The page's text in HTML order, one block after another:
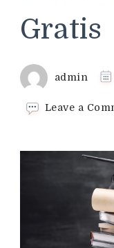
Gratis
admin
Leave a